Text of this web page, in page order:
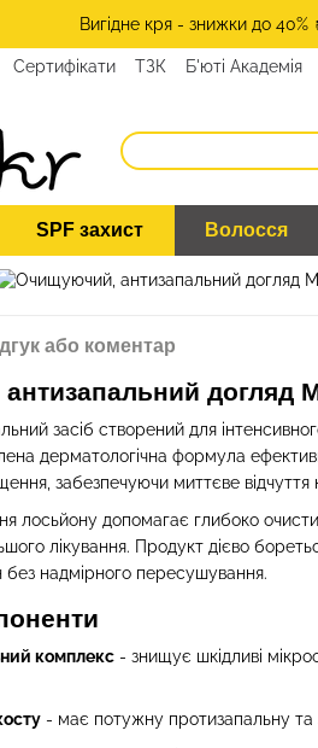
контентуВигідне кря - знижки до
Сертифікати ТЗК Б'юті Академія
SPF захист Волосся
або коментар
догляд
засіб створений для
дерматологічна формула
забезпечуючи миттєве
лосьйону допомагає глибоко
лікування. Продукт дієво
без надмірного пересушування.
комплекс - знищує шкідливі
- має потужну протизапальну та